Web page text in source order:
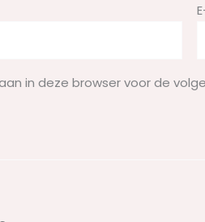
in deze browser voor de